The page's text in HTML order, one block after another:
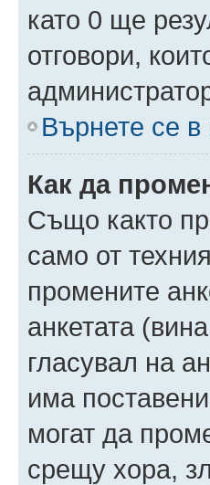
като 0 ще
отговори,
Върнете се в
Как да
Също както
само от
промените
анкетата
гласувал на
има
могат да
срещу хора,